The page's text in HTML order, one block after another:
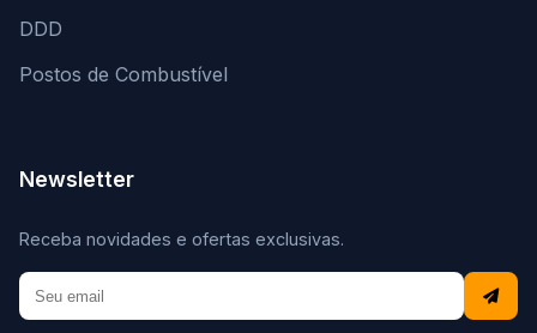
DDD
Postos de Combustível
Newsletter
Receba novidades e ofertas exclusivas.